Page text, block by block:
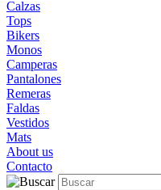
Calzas
Tops
Bikers
Monos
Camperas
Pantalones
Remeras
Faldas
Vestidos
Mats
About us
Contacto